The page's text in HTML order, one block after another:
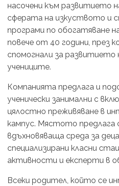
насочени към развитието
сферата на изкуството и
програми по обогатяване
повече от 40 години, през
спомогнали за развитието
учениците.
Компанията предлага и
ученически занимални с
цялостно преживяване в
кампус. Мястото предлага
вдъхновяваща среда за
специализирани класни
активности и експерти в
Всеки родител, който се